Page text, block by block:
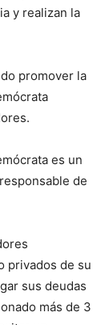
y realizan la
promover la
es un
de
privados de su
sus deudas
más de 3